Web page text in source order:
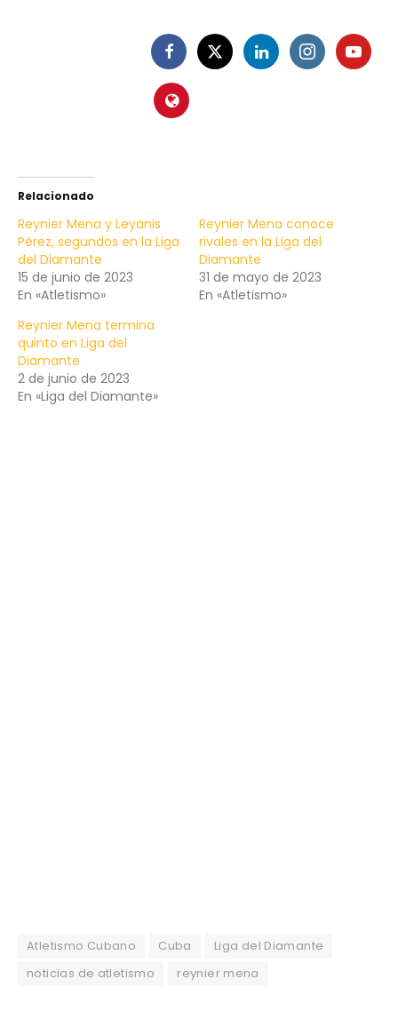
Relacionado
Reynier Mena y Leyanis
Pérez, segundos en la Liga
del Diamante
15 de junio de 2023
En «Atletismo»
Reynier Mena conoce
rivales en la Liga del
Diamante
31 de mayo de 2023
En «Atletismo»
Reynier Mena termina
quinto en Liga del
Diamante
2 de junio de 2023
En «Liga del Diamante»
Atletismo Cubano Cuba
Liga del Diamante
noticias de atletismo
reynier mena